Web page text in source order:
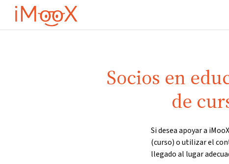
Salta al contenido principal
Socios en
de
Si desea apoyar a
(curso) o utilizar el
llegado al lugar